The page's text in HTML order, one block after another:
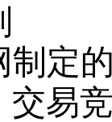
制定
交易